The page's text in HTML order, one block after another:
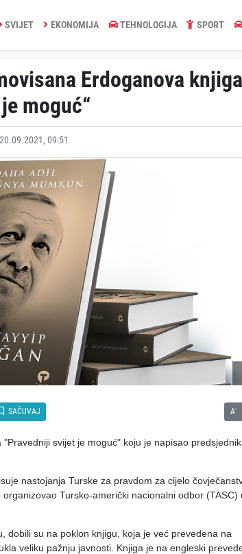
SVIJET EKONOMIJA TEHNOLOGIJA SPORT
Erdoganova knjiga
moguć“
09:51
SAČUVAJ A-
svijet je moguć" koju je napisao predsjednik
nastojanja Turske za pravdom za cijelo
Tursko-američki nacionalni odbor (TASC)
dobili su na poklon knjigu, koja je već prevedena na
veliku pažnju javnosti. Knjiga je na engleski